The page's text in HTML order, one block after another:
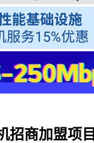
招商加盟项目